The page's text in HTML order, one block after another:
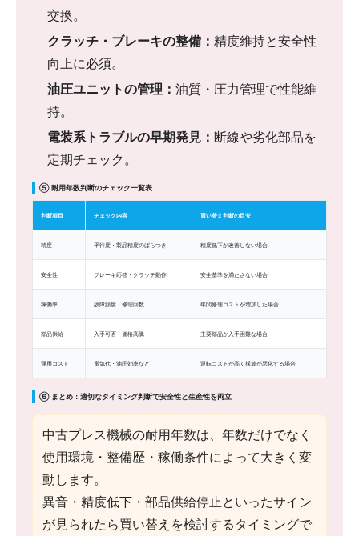
交換。
クラッチ・ブレーキの整備： 精度維持と安全性
向上に必須。
油圧ユニットの管理： 油質・圧力管理で性能維
持。
電装系トラブルの早期発見： 断線や劣化部品を
定期チェック。
⑤ 耐用年数判断のチェック一覧表
判断項目 チェック内容 買い替え判断の目安
精度 平行度・製品精度のばらつき 精度低下が改善しない場合
安全性 ブレーキ応答・クラッチ動作 安全基準を満たさない場合
稼働率 故障頻度・修理回数 年間修理コストが増加した場合
部品供給 入手可否・価格高騰 主要部品が入手困難な場合
運用コスト 電気代・油圧効率など 運転コストが高く採算が悪化する場合
⑥ まとめ：適切なタイミング判断で安全性と生産性を両立
中古プレス機械の耐用年数は、年数だけでなく
使用環境・整備歴・稼働条件によって大きく変
動します。
異音・精度低下・部品供給停止といったサイン
が見られたら買い替えを検討するタイミングで